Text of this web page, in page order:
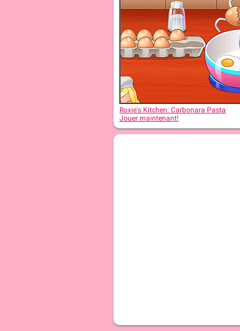
Roxie's Kitchen: Christmas Cake
Roxie's Kitchen: Carbonara Pasta
Jouer maintenant!